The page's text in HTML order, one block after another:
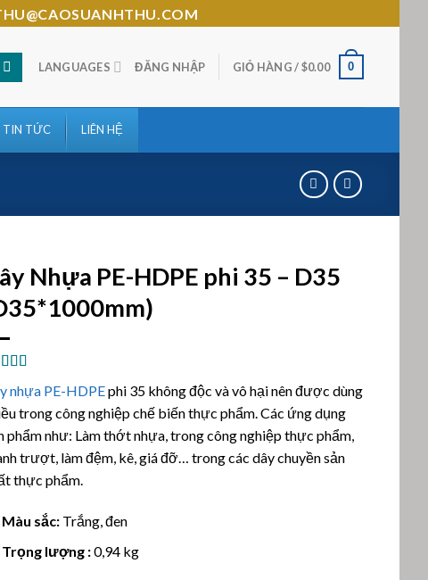
LANGUAGES ĐĂNG NHẬP GIỎ HÀNG /$0.00 0
TIN TỨC LIÊN HỆ
Nhựa PE-HDPE phi 35 – D35
trên
giá
nhựa PE-HDPEphi 35 không độc và vô hại nên được dùng
trong công nghiệp chế biến thực phẩm. Các ứng dụng
phẩm như: Làm thớt nhựa, trong công nghiệp thực phẩm,
trượt, làm đệm, kê, giá đỡ… trong các dây chuyền sản
thực phẩm.
Màu sắc:Trắng, đen
Trọng lượng :0,94 kg